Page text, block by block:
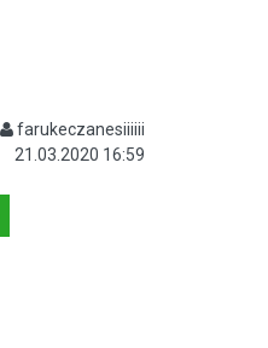
farukeczanesiiiiii
21.03.2020 16:59